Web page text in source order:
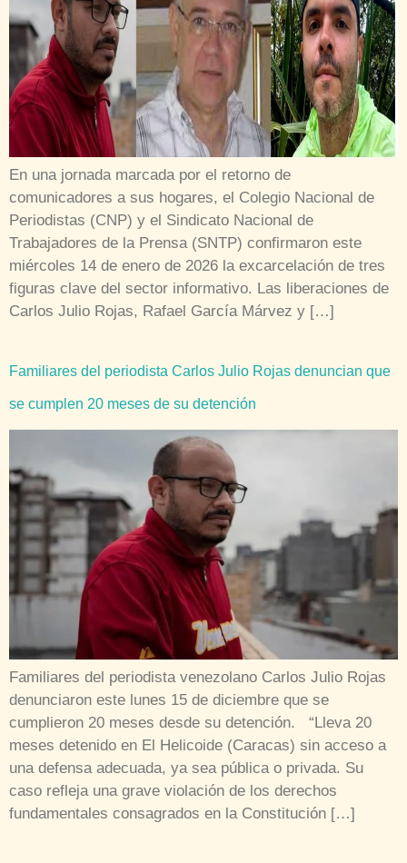
En una jornada marcada por el retorno de
comunicadores a sus hogares, el Colegio Nacional de
Periodistas (CNP) y el Sindicato Nacional de
Trabajadores de la Prensa (SNTP) confirmaron este
miércoles 14 de enero de 2026 la excarcelación de tres
figuras clave del sector informativo. Las liberaciones de
Carlos Julio Rojas, Rafael García Márvez y […]
Familiares del periodista Carlos Julio Rojas denuncian que
se cumplen 20 meses de su detención
Familiares del periodista venezolano Carlos Julio Rojas
denunciaron este lunes 15 de diciembre que se
cumplieron 20 meses desde su detención. “Lleva 20
meses detenido en El Helicoide (Caracas) sin acceso a
una defensa adecuada, ya sea pública o privada. Su
caso refleja una grave violación de los derechos
fundamentales consagrados en la Constitución […]